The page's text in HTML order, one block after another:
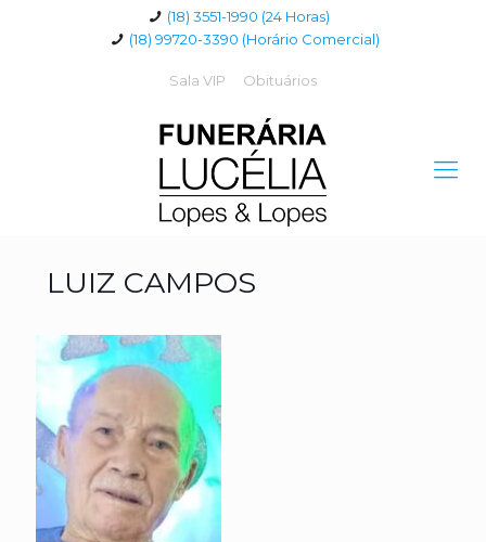
(18) 3551-1990 (24 Horas)
(18) 99720-3390 (Horário Comercial)
Sala VIP Obituários
LUIZ CAMPOS